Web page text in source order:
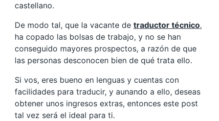
castellano.
De modo tal, que la vacante de traductor técnico,
ha copado las bolsas de trabajo, y no se han
conseguido mayores prospectos, a razón de que
las personas desconocen bien de qué trata ello.
Si vos, eres bueno en lenguas y cuentas con
facilidades para traducir, y aunando a ello, deseas
obtener unos ingresos extras, entonces este post
tal vez será el ideal para ti.